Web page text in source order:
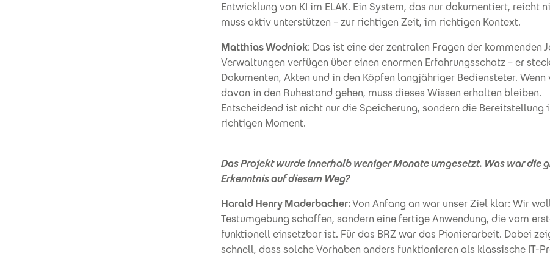
Entwicklung von KI im ELAK. Ein System, das nur dokumentiert, reicht
muss aktiv unterstützen – zur richtigen Zeit, im richtigen Kontext.
Matthias Wodniok: Das ist eine der zentralen Fragen der kommenden
Verwaltungen verfügen über einen enormen Erfahrungsschatz – er
Dokumenten, Akten und in den Köpfen langjähriger Bediensteter. Wenn
davon in den Ruhestand gehen, muss dieses Wissen erhalten bleiben.
Entscheidend ist nicht nur die Speicherung, sondern die Bereitstellung
richtigen Moment.
Das Projekt wurde innerhalb weniger Monate umgesetzt. Was war die
Erkenntnis auf diesem Weg?
Harald Henry Maderbacher:Von Anfang an war unser Ziel klar: Wir
Testumgebung schaffen, sondern eine fertige Anwendung, die vom
funktionell einsetzbar ist. Für das BRZ war das Pionierarbeit. Dabei
schnell, dass solche Vorhaben anders funktionieren als klassische IT-